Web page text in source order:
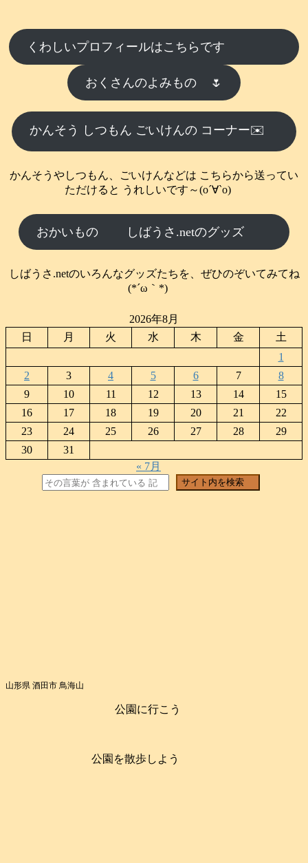
くわしいプロフィールはこちらです
おくさんのよみもの 🌷
かんそう しつもん ごいけんの コーナー✉️
かんそうやしつもん、ごいけんなどは こちらから送ってい
ただけると うれしいです～(о´∀`о)
おかいもの しばうさ.netのグッズ
しばうさ.netのいろんなグッズたちを、ぜひのぞいてみてね
(*´ω｀*)
2026年8月
日
月 火 水 木 金
土
1
2
3 4 5 6 7
8
9
10 11 12 13 14
15
16
17 18 19 20 21
22
23
24 25 26 27 28
29
30
31
« 7月
サイト内を検索
山形県 酒田市 鳥海山
公園に行こう
公園を散歩しよう